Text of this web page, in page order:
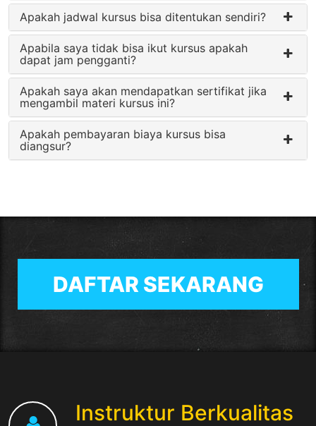
Apakah jadwal kursus bisa ditentukan sendiri?
Apabila saya tidak bisa ikut kursus apakah
dapat jam pengganti?
Apakah saya akan mendapatkan sertifikat jika
mengambil materi kursus ini?
Apakah pembayaran biaya kursus bisa
diangsur?
DAFTAR SEKARANG
Instruktur Berkualitas